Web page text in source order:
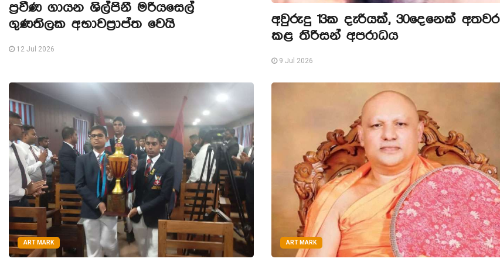
ප්‍රවීණ ගායන ශිල්පිනී මරියසෙල්
ගුණතිලක අභාවප්‍රාප්ත වෙයි
12 Jul 2026
අවුරුදු 13ක දැරියක්, 30දෙනෙක් අතවර
කළ තිරිසන් අපරාධය
9 Jul 2026
ART MARK ART MARK